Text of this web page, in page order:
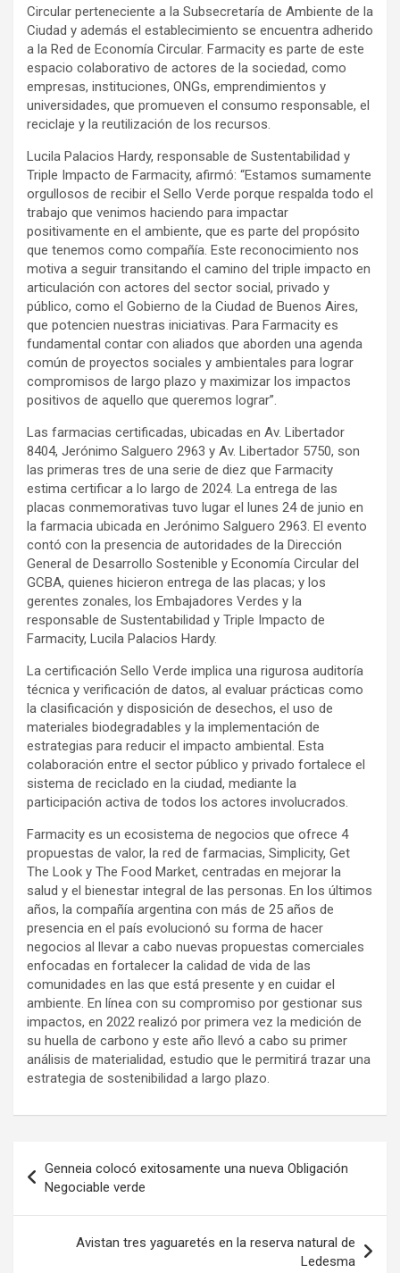
Circular perteneciente a la Subsecretaría de Ambiente de la
Ciudad y además el establecimiento se encuentra adherido
a la Red de Economía Circular. Farmacity es parte de este
espacio colaborativo de actores de la sociedad, como
empresas, instituciones, ONGs, emprendimientos y
universidades, que promueven el consumo responsable, el
reciclaje y la reutilización de los recursos.
Lucila Palacios Hardy, responsable de Sustentabilidad y
Triple Impacto de Farmacity, afirmó: “Estamos sumamente
orgullosos de recibir el Sello Verde porque respalda todo el
trabajo que venimos haciendo para impactar
positivamente en el ambiente, que es parte del propósito
que tenemos como compañía. Este reconocimiento nos
motiva a seguir transitando el camino del triple impacto en
articulación con actores del sector social, privado y
público, como el Gobierno de la Ciudad de Buenos Aires,
que potencien nuestras iniciativas. Para Farmacity es
fundamental contar con aliados que aborden una agenda
común de proyectos sociales y ambientales para lograr
compromisos de largo plazo y maximizar los impactos
positivos de aquello que queremos lograr”.
Las farmacias certificadas, ubicadas en Av. Libertador
8404, Jerónimo Salguero 2963 y Av. Libertador 5750, son
las primeras tres de una serie de diez que Farmacity
estima certificar a lo largo de 2024. La entrega de las
placas conmemorativas tuvo lugar el lunes 24 de junio en
la farmacia ubicada en Jerónimo Salguero 2963. El evento
contó con la presencia de autoridades de la Dirección
General de Desarrollo Sostenible y Economía Circular del
GCBA, quienes hicieron entrega de las placas; y los
gerentes zonales, los Embajadores Verdes y la
responsable de Sustentabilidad y Triple Impacto de
Farmacity, Lucila Palacios Hardy.
La certificación Sello Verde implica una rigurosa auditoría
técnica y verificación de datos, al evaluar prácticas como
la clasificación y disposición de desechos, el uso de
materiales biodegradables y la implementación de
estrategias para reducir el impacto ambiental. Esta
colaboración entre el sector público y privado fortalece el
sistema de reciclado en la ciudad, mediante la
participación activa de todos los actores involucrados.
Farmacity es un ecosistema de negocios que ofrece 4
propuestas de valor, la red de farmacias, Simplicity, Get
The Look y The Food Market, centradas en mejorar la
salud y el bienestar integral de las personas. En los últimos
años, la compañía argentina con más de 25 años de
presencia en el país evolucionó su forma de hacer
negocios al llevar a cabo nuevas propuestas comerciales
enfocadas en fortalecer la calidad de vida de las
comunidades en las que está presente y en cuidar el
ambiente. En línea con su compromiso por gestionar sus
impactos, en 2022 realizó por primera vez la medición de
su huella de carbono y este año llevó a cabo su primer
análisis de materialidad, estudio que le permitirá trazar una
estrategia de sostenibilidad a largo plazo.
de
entradas
Genneia colocó exitosamente una nueva Obligación
Negociable verde
Avistan tres yaguaretés en la reserva natural de
Ledesma